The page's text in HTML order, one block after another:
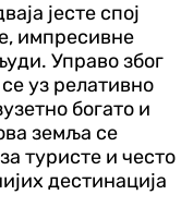
јесте спој
импресивне
Управо због
уз релативно
богато и
земља се
туристе и често
дестинација